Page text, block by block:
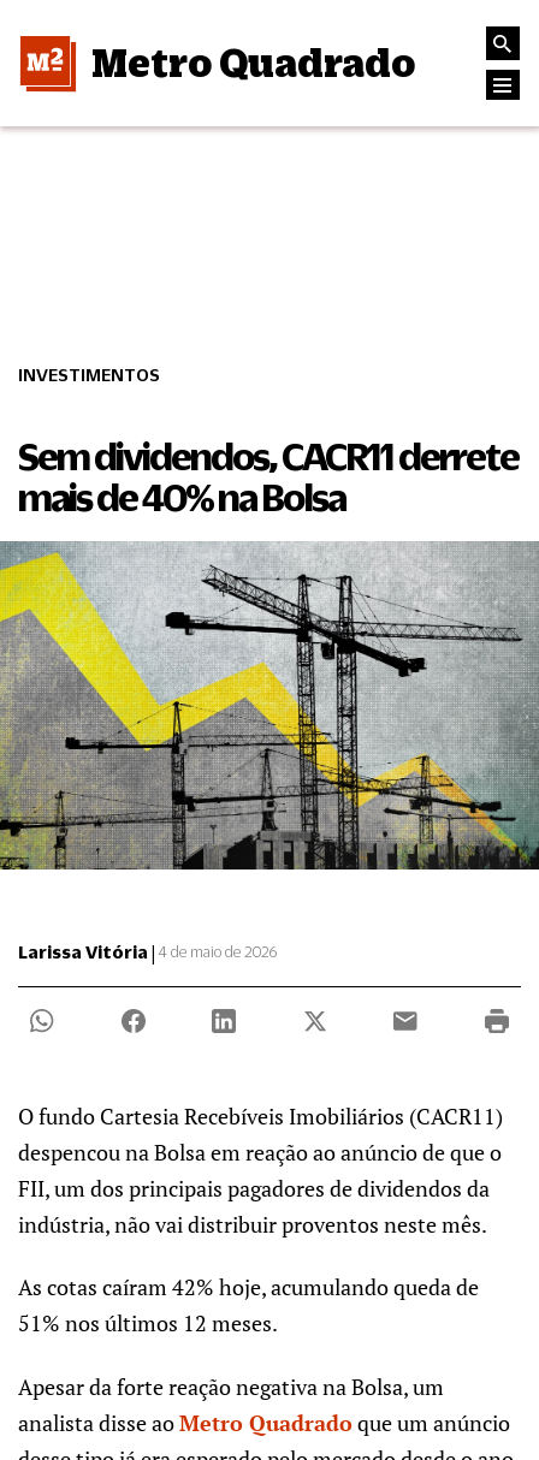
Metro Quadrado
INVESTIMENTOS
Sem dividendos, CACR11 derrete
mais de 40% na Bolsa
Larissa Vitória | 4 de maio de 2026
O fundo Cartesia Recebíveis Imobiliários (CACR11)
despencou na Bolsa em reação ao anúncio de que o
FII, um dos principais pagadores de dividendos da
indústria, não vai distribuir proventos neste mês.
As cotas caíram 42% hoje, acumulando queda de
51% nos últimos 12 meses.
Apesar da forte reação negativa na Bolsa, um
analista disse aoMetro Quadradoque um anúncio